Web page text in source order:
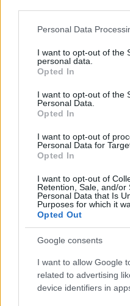
Please note that this
not limited to your visit or
grant or deny consent to
use your data for below
consent section.
Personal Data
I want to opt-out of the
personal data.
Opted In
I want to opt-out of the
Personal Data.
Opted In
I want to opt-out of
Personal Data for
Opted In
I want to opt-out of
Retention, Sale, and/or
Personal Data that Is
Purposes for which it
Opted Out
Google consents
I want to allow Google
related to advertising
device identifiers in
Εάν η πρόταση γίνει
μπει στην ημερήσια
Λόγω της έλλειψης
θέματος και της
διαπραγματεύσεων, τα
πρέπει να συζητηθούν
πρέπει να
εισήγηση των
Κόμματος Δικαιοσύνης
οποία υιοθέτησε η
Κάνε κλικ